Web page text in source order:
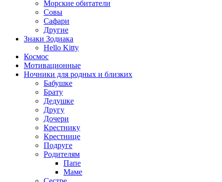
Морские обитатели
Совы
Сафари
Другие
Знаки Зодиака
Hello Kitty
Космос
Мотивационные
Ночники для родных и близких
Бабушке
Брату
Дедушке
Другу
Дочери
Крестнику
Крестнице
Подруге
Родителям
Папе
Маме